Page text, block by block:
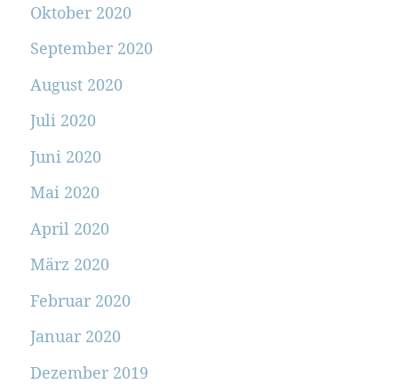
Oktober 2020
September 2020
August 2020
Juli 2020
Juni 2020
Mai 2020
April 2020
März 2020
Februar 2020
Januar 2020
Dezember 2019